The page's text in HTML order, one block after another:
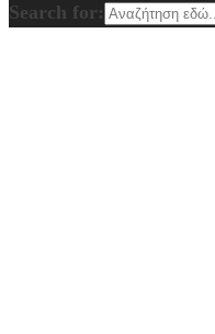
Search for: